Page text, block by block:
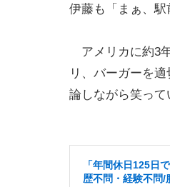
伊藤も「まぁ、駅
アメリカに約3
リ、バーガーを
論しながら笑って
「年間休日125日
歴不問・経験不問/